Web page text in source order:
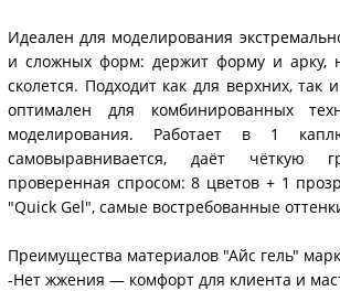
Идеален для моделирования
и сложных форм: держит форму и арку,
сколется. Подходит как для верхних,
оптимален для комбинированных
моделирования. Работает в 1
самовыравнивается, даёт чёткую
проверенная спросом: 8 цветов + 1
"Quick Gel", самые востребованные
Преимущества материалов "Айс гель"
-Нет жжения — комфорт для клиента и